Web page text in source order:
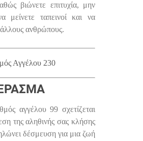
βιώνετε επιτυχία, μην
μείνετε ταπεινοί και να
ανθρώπους.
Αγγέλου 230
αγγέλου 99 σχετίζεται
της αληθινής σας κλήσης
δέσμευση για μια ζωή